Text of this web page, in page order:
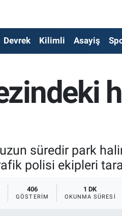
Devrek Kilimli Asayiş
süredir park
polisi ekipleri
406
GÖSTERIM
1 DK
OKUNMA SÜRESI